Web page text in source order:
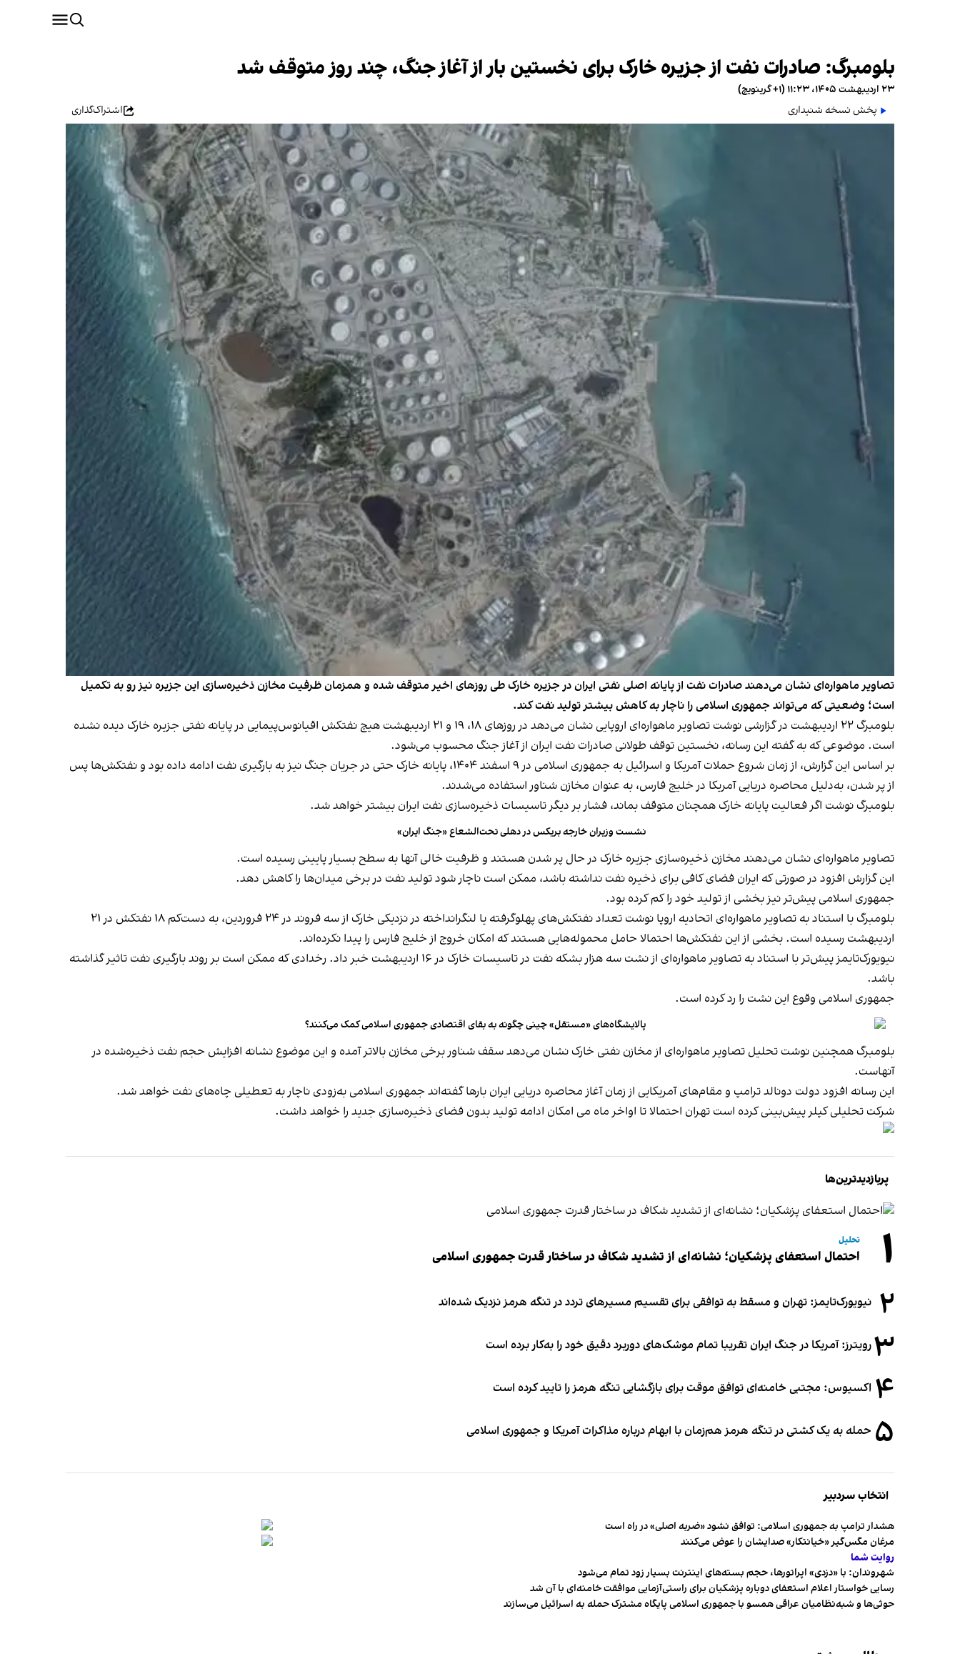
بلومبرگ: صادرات نفت از جزیره خارک برای نخستین بار از آغاز جنگ، چند روز متوقف شد
۲۳ اردیبهشت ۱۴۰۵، ۱۱:۲۳ (‎+۱ گرینویچ)
پخش نسخه شنیداری
اشتراک‌گذاری
تصاویر ماهواره‌ای نشان می‌دهند صادرات نفت از پایانه اصلی نفتی ایران در جزیره خارک طی روزهای اخیر متوقف شده و همزمان ظرفیت مخازن ذخیره‌سازی این جزیره نیز رو به تکمیل
است؛ وضعیتی که می‌تواند جمهوری اسلامی را ناچار به کاهش بیشتر تولید نفت کند.
بلومبرگ ۲۲ اردیبهشت در گزارشی نوشت تصاویر ماهواره‌ای اروپایی نشان می‌دهد در روزهای ۱۸، ۱۹ و ۲۱ اردیبهشت هیچ نفتکش اقیانوس‌پیمایی در پایانه نفتی جزیره خارک دیده نشده
است. موضوعی که به گفته این رسانه، نخستین توقف طولانی صادرات نفت ایران از آغاز جنگ محسوب می‌شود.
بر اساس این گزارش، از زمان شروع حملات آمریکا و اسرائیل به جمهوری اسلامی در ۹ اسفند ۱۴۰۴، پایانه خارک حتی در جریان جنگ نیز به بارگیری نفت ادامه داده بود و نفتکش‌ها پس
از پر شدن، به‌دلیل محاصره دریایی آمریکا در خلیج فارس، به عنوان مخازن شناور استفاده می‌شدند.
بلومبرگ نوشت اگر فعالیت پایانه خارک همچنان متوقف بماند، فشار بر دیگر تاسیسات ذخیره‌سازی نفت ایران بیشتر خواهد شد.
نشست وزیران خارجه بریکس در دهلی تحت‌الشعاع «جنگ ایران»
تصاویر ماهواره‌ای نشان می‌دهند مخازن ذخیره‌سازی جزیره خارک در حال پر شدن هستند و ظرفیت خالی آنها به سطح بسیار پایینی رسیده است.
این گزارش افزود در صورتی که ایران فضای کافی برای ذخیره نفت نداشته باشد، ممکن است ناچار شود تولید نفت در برخی میدان‌ها را کاهش دهد.
جمهوری اسلامی پیش‌تر نیز بخشی از تولید خود را کم کرده بود.
بلومبرگ با استناد به تصاویر ماهواره‌ای اتحادیه اروپا نوشت تعداد نفتکش‌های پهلوگرفته یا لنگرانداخته در نزدیکی خارک از سه فروند در ۲۴ فروردین، به دست‌کم ۱۸ نفتکش در ۲۱
اردیبهشت رسیده است. بخشی از این نفتکش‌ها احتمالا حامل محموله‌هایی هستند که امکان خروج از خلیج فارس را پیدا نکرده‌اند.
نیویورک‌تایمز پیش‌تر با استناد به تصاویر ماهواره‌ای از نشت سه هزار بشکه نفت در تاسیسات خارک در ۱۶ اردیبهشت خبر داد. رخدادی که ممکن است بر روند بارگیری نفت تاثیر گذاشته
باشد.
جمهوری اسلامی وقوع این نشت را رد کرده است.
پالایشگاه‌های «مستقل» چینی چگونه به بقای اقتصادی جمهوری اسلامی کمک می‌کنند؟
بلومبرگ همچنین نوشت تحلیل تصاویر ماهواره‌ای از مخازن نفتی خارک نشان می‌دهد سقف شناور برخی مخازن بالاتر آمده و این موضوع نشانه افزایش حجم نفت ذخیره‌شده در
آنهاست.
این رسانه افزود دولت دونالد ترامپ و مقام‌های آمریکایی از زمان آغاز محاصره دریایی ایران بارها گفته‌اند جمهوری اسلامی به‌زودی ناچار به تعطیلی چاه‌های نفت خواهد شد.
شرکت تحلیلی کپلر پیش‌بینی کرده است تهران احتمالا تا اواخر ماه می امکان ادامه تولید بدون فضای ذخیره‌سازی جدید را خواهد داشت.
پربازدیدترین‌ها
۱ تحلیل
احتمال استعفای پزشکیان؛ نشانه‌ای از تشدید شکاف در ساختار قدرت جمهوری اسلامی
۲ نیویورک‌تایمز: تهران و مسقط به توافقی برای تقسیم مسیرهای تردد در تنگه هرمز نزدیک شده‌اند
۳رویترز: آمریکا در جنگ ایران تقریبا تمام موشک‌های دوربرد دقیق خود را به‌کار برده است
۴ اکسیوس: مجتبی خامنه‌ای توافق موقت برای بازگشایی تنگه هرمز را تایید کرده است
۵ حمله به یک کشتی در تنگه هرمز هم‌زمان با ابهام درباره مذاکرات آمریکا و جمهوری اسلامی
انتخاب سردبیر
هشدار ترامپ به جمهوری اسلامی: توافق نشود «ضربه اصلی» در راه است
مرغان مگس‌گیر «خیانتکار» صدایشان را عوض می‌کنند
روایت شما
شهروندان:‌ با «دزدی» اپراتورها، حجم بسته‌های اینترنت بسیار زود تمام می‌شود
رسایی خواستار اعلام استعفای دوباره پزشکیان برای راستی‌آزمایی موافقت خامنه‌ای با آن شد
حوثی‌ها و شبه‌نظامیان عراقی همسو با جمهوری اسلامی پایگاه مشترک حمله به اسرائیل می‌سازند